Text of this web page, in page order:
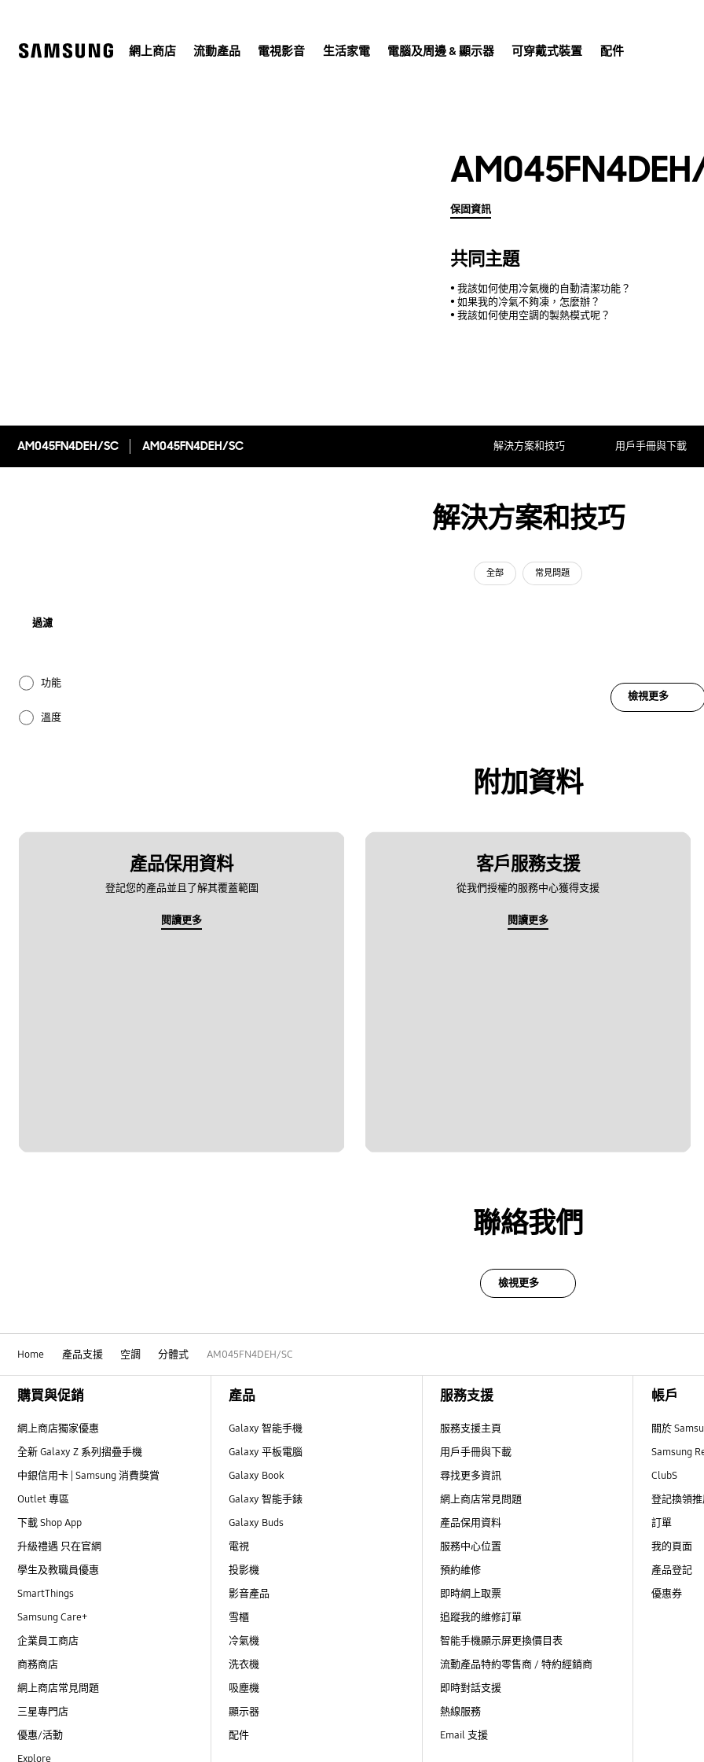
網上商店 流動產品 電視影音 生活家電 電腦及周邊 & 顯示器 可穿戴式裝置 配件
保固資訊
共同主題
我該如何使用冷氣機的自動清潔功能？
如果我的冷氣不夠凍，怎麼辦？
我該如何使用空調的製熱模式呢？
AM045FN4DEH/SC AM045FN4DEH/SC 解決方案和技巧 用戶手冊與下載
解決方案和技巧
全部 常見問題
過濾
功能
溫度
檢視更多
附加資料
產品保用資料
登記您的產品並且了解其覆蓋範圍
閱讀更多
客戶服務支援
從我們授權的服務中心獲得支援
閱讀更多
聯絡我們
檢視更多
Home 產品支援 空調 分體式 AM045FN4DEH/SC
購買與促銷
網上商店獨家優惠
全新 Galaxy Z 系列摺疊手機
中銀信用卡 | Samsung 消費獎賞
Outlet 專區
下載 Shop App
升級禮遇 只在官網
學生及教職員優惠
SmartThings
Samsung Care+
企業員工商店
商務商店
網上商店常見問題
三星專門店
優惠/活動
Explore
產品
Galaxy 智能手機
Galaxy 平板電腦
Galaxy Book
Galaxy 智能手錶
Galaxy Buds
電視
投影機
影音產品
雪櫃
冷氣機
洗衣機
吸塵機
顯示器
配件
服務支援
服務支援主頁
用戶手冊與下載
尋找更多資訊
網上商店常見問題
產品保用資料
服務中心位置
預約維修
即時網上取票
追蹤我的維修訂單
智能手機顯示屏更換價目表
流動產品特約零售商 / 特約經銷商
即時對話支援
熱線服務
Email 支援
帳戶
關於
Samsung
ClubS
登記換領
訂單
我的頁面
產品登記
優惠券